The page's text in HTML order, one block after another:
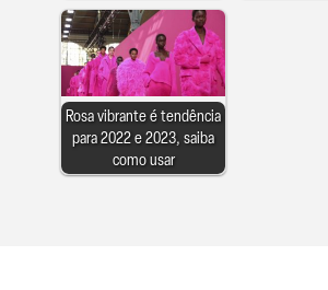
Rosa vibrante é tendência
para 2022 e 2023, saiba
como usar